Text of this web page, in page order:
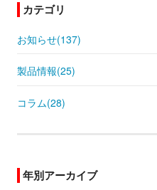
カテゴリ
お知らせ(137)
製品情報(25)
コラム(28)
年別アーカイブ